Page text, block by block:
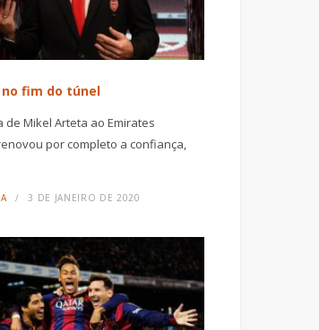
no fim do túnel
de Mikel Arteta ao Emirates
por completo a confiança,
3 DE JANEIRO DE 2020